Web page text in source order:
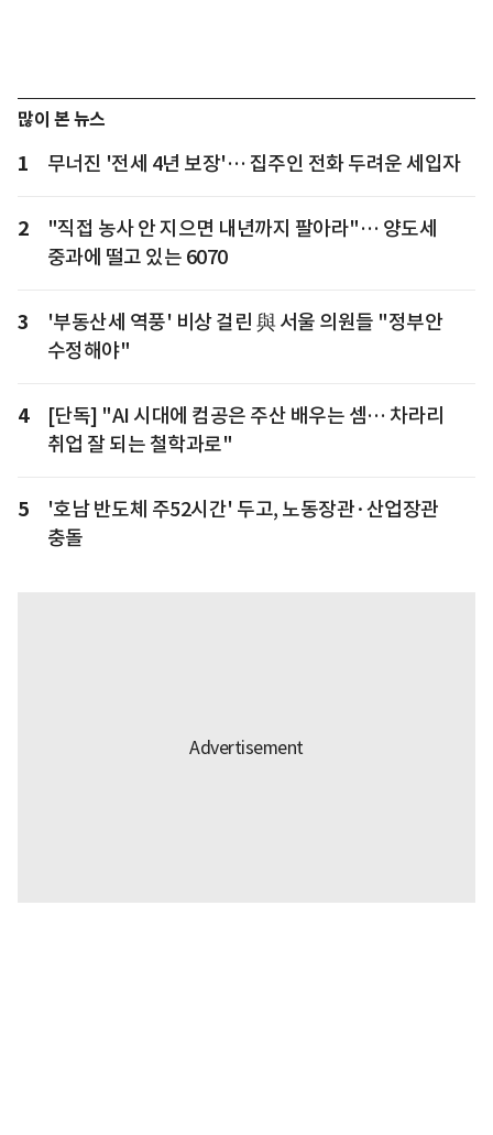
많이 본 뉴스
1 무너진 '전세 4년 보장'… 집주인 전화 두려운 세입자
2
"직접 농사 안 지으면 내년까지 팔아라"… 양도세
중과에 떨고 있는 6070
3
'부동산세 역풍' 비상 걸린 與 서울 의원들 "정부안
수정해야"
4
[단독] "AI 시대에 컴공은 주산 배우는 셈… 차라리
취업 잘 되는 철학과로"
5
'호남 반도체 주52시간' 두고, 노동장관·산업장관
충돌